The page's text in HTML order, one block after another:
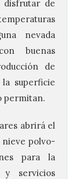
disfrutar de
nevada
buenas
de
superficie
permitan.
abrirá el
nieve polvo-
para la
servicios